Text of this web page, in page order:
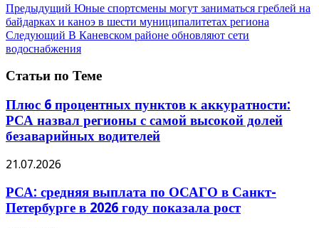
Предыдущий Юные спортсмены могут заниматься греблей на
байдарках и каноэ в шести муниципалитетах региона
Следующий В Каневском районе обновляют сети
водоснабжения
Статьи по Теме
Плюс 6 процентных пунктов к аккуратности:
РСА назвал регионы с самой высокой долей
безаварийных водителей
21.07.2026
РСА: средняя выплата по ОСАГО в Санкт-
Петербурге в 2026 году показала рост